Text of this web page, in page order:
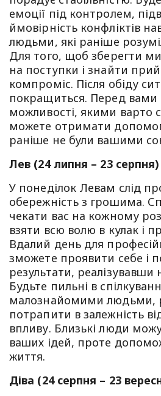
емоції під контролем,
ймовірність конфліктів
людьми, які раніше
Для того, щоб зберегти
на поступки і знайти
компроміс. Після обіду
покращиться. Перед вами
можливості, якими варто
можете отримати
раніше не були вашими
Лев (24 липня – 23 серпня)
У понеділок Левам слід
обережність з грошима.
чекати вас на кожному
взяти всю волю в кулак і
Вдалий день для
зможете проявити себе і
результати, реалізувавши
Будьте пильні в
малознайомими людьми,
потрапити в залежність
впливу. Близькі люди
ваших ідей, проте
життя.
Діва (24 серпня – 23